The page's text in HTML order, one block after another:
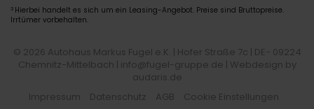
3 Hierbei handelt es sich um ein Leasing-Angebot. Preise sind Bruttopreise.
Irrtümer vorbehalten.
© 2026 Autohaus Markus Fugel e.K. | Hofer Straße 7c | DE- 09224
Chemnitz-Mittelbach | info@fugel-gruppe.de | Webdesign by
audaris.de
Impressum
Datenschutz AGB Cookie Einstellungen